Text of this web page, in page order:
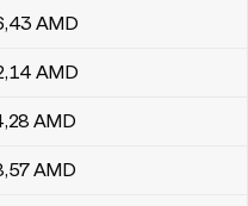
na drama armeńskiego
,43 AMD
,14 AMD
,28 AMD
,57AMD